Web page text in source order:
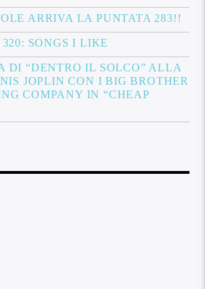
ARRIVA LA PUNTATA 283!!
SONGS I LIKE
DI “DENTRO IL SOLCO” ALLA
JOPLIN CON I BIG BROTHER
COMPANY IN “CHEAP